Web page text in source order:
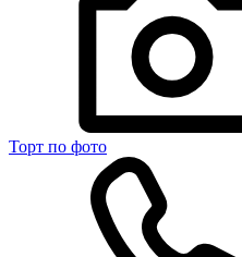
Торт по фото